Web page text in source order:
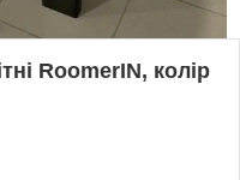
RoomerIN, колір